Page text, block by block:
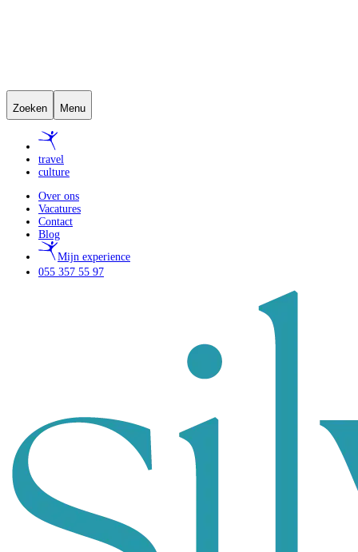
Zoeken Menu
travel
culture
Over ons
Vacatures
Contact
Blog
Mijn experience
055 357 55 97